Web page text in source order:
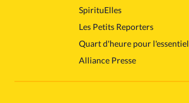
SpirituElles
Les Petits Reporters
Quart d'heure pour l'essentiel
Alliance Presse